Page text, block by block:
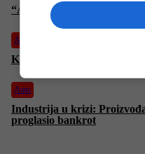
“Adidas” ulazi u Formulu
Auto
Kako izračunati koliko vam
Auto
Industrija u krizi:
proglasio bankrot